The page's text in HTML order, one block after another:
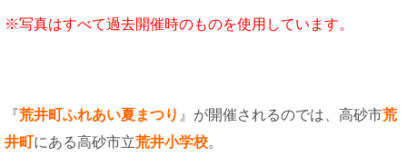
※写真はすべて過去開催時のものを使用しています。
『荒井町ふれあい夏まつり 』が開催されるのでは、高砂市荒
井町にある高砂市立荒井小学校。